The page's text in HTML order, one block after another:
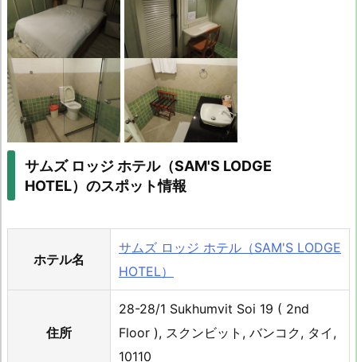
サムズ ロッジ ホテル（SAM'S LODGE
HOTEL）のスポット情報
ホテル名
サムズ ロッジ ホテル（SAM'S LODGE
HOTEL）
住所
28-28/1 Sukhumvit Soi 19 ( 2nd
Floor ), スクンビット, バンコク, タイ,
10110